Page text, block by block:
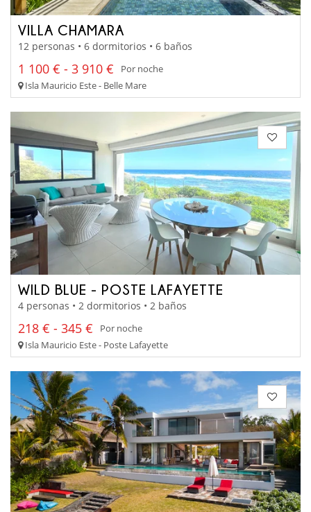
VILLA CHAMARA
12 personas • 6 dormitorios • 6 baños
1 100 € - 3 910 €
Por noche
Isla Mauricio Este - Belle Mare
WILD BLUE - POSTE LAFAYETTE
4 personas • 2 dormitorios • 2 baños
218 € - 345 €
Por noche
Isla Mauricio Este - Poste Lafayette